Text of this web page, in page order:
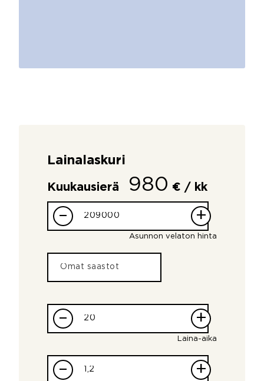
Lainalaskuri
Kuukausierä 980 € / kk
– +
Asunnon velaton hinta
– +
Laina-aika
– +